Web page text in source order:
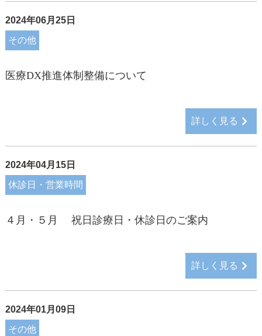
2024年06月25日
その他
医療DX推進体制整備について
詳しく見る
2024年04月15日
休診日・営業時間
４月・５月 祝日診療日・休診日のご案内
詳しく見る
2024年01月09日
その他